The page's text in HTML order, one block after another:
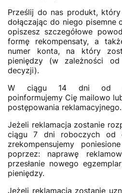
Prześlij do nas produkt,
dołączając do niego pisemne
opiszesz szczegółowe
formę rekompensaty, a
numer konta, na który
pieniędzy (w zależności
decyzji).
W ciągu 14 dni od
poinformujemy Cię mailowo
postępowania reklamacyjnego.
Jeżeli reklamacja zostanie
ciągu 7 dni roboczych od
zrekompensujemy
poprzez: naprawę
przesłanie nowego
pieniędzy.
Jeżeli reklamacja zostanie